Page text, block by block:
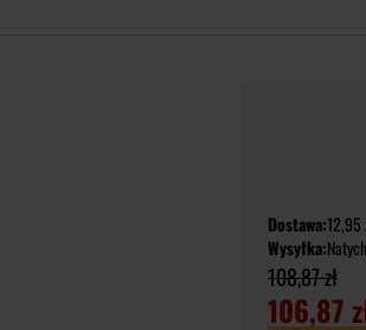
Dostawa:12,95
Wysyłka:
108,87 zł
106,87